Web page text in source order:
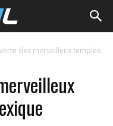
des merveilleux temples